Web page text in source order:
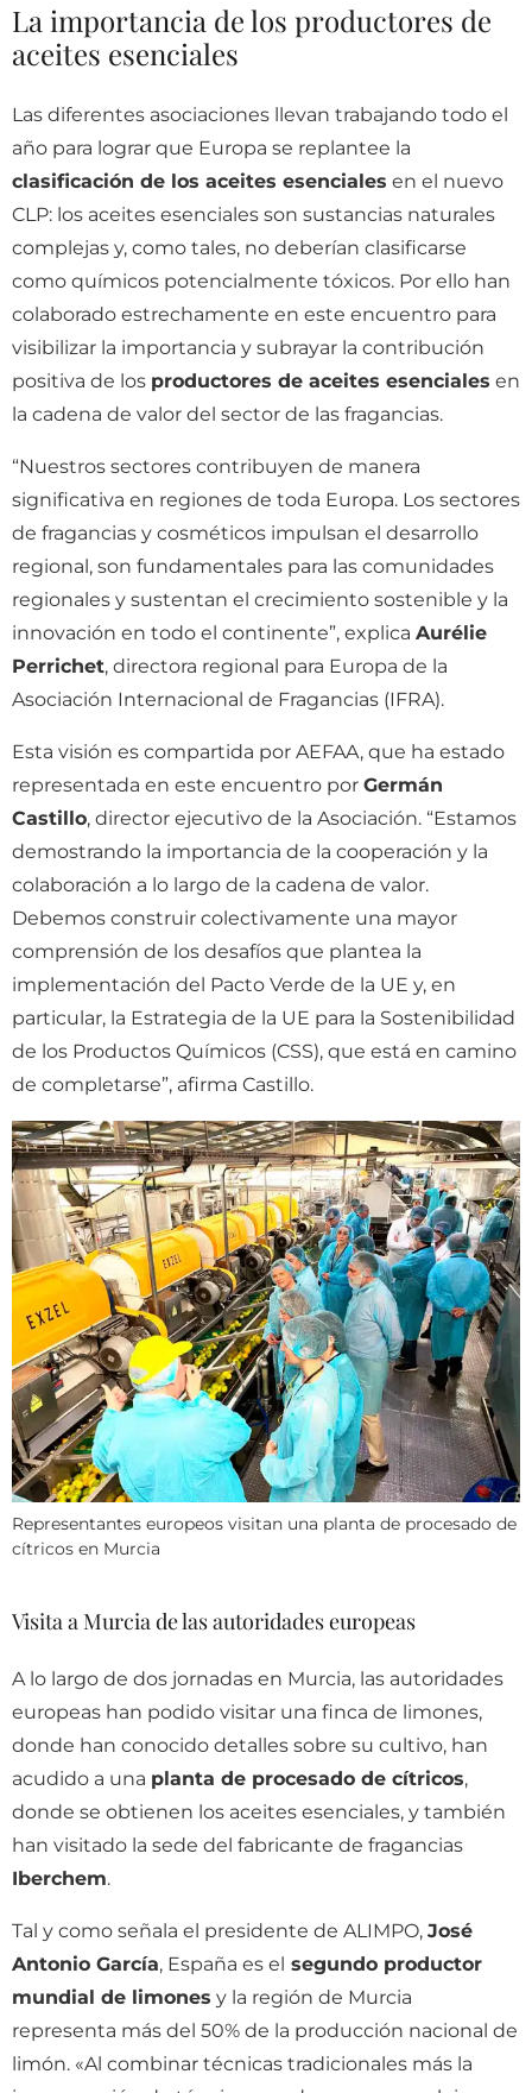
La importancia de los productores de
aceites esenciales
Las diferentes asociaciones llevan trabajando todo el
año para lograr que Europa se replantee la
clasificación de los aceites esenciales en el nuevo
CLP: los aceites esenciales son sustancias naturales
complejas y, como tales, no deberían clasificarse
como químicos potencialmente tóxicos. Por ello han
colaborado estrechamente en este encuentro para
visibilizar la importancia y subrayar la contribución
positiva de los productores de aceites esenciales en
la cadena de valor del sector de las fragancias.
“Nuestros sectores contribuyen de manera
significativa en regiones de toda Europa. Los sectores
de fragancias y cosméticos impulsan el desarrollo
regional, son fundamentales para las comunidades
regionales y sustentan el crecimiento sostenible y la
innovación en todo el continente”, explica Aurélie
Perrichet, directora regional para Europa de la
Asociación Internacional de Fragancias (IFRA).
Esta visión es compartida por AEFAA, que ha estado
representada en este encuentro por Germán
Castillo, director ejecutivo de la Asociación. “Estamos
demostrando la importancia de la cooperación y la
colaboración a lo largo de la cadena de valor.
Debemos construir colectivamente una mayor
comprensión de los desafíos que plantea la
implementación del Pacto Verde de la UE y, en
particular, la Estrategia de la UE para la Sostenibilidad
de los Productos Químicos (CSS), que está en camino
de completarse”, afirma Castillo.
Representantes europeos visitan una planta de procesado de
cítricos en Murcia
Visita a Murcia de las autoridades europeas
A lo largo de dos jornadas en Murcia, las autoridades
europeas han podido visitar una finca de limones,
donde han conocido detalles sobre su cultivo, han
acudido a una planta de procesado de cítricos,
donde se obtienen los aceites esenciales, y también
han visitado la sede del fabricante de fragancias
Iberchem.
Tal y como señala el presidente de ALIMPO, José
Antonio García, España es el segundo productor
mundial de limones y la región de Murcia
representa más del 50% de la producción nacional de
limón. «Al combinar técnicas tradicionales más la